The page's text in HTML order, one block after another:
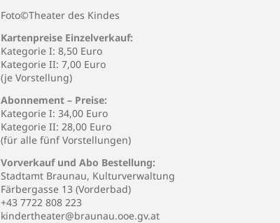
Foto©Theater des Kindes
Kartenpreise Einzelverkauf:
Kategorie I: 8,50 Euro
Kategorie II: 7,00 Euro
(je Vorstellung)
Abonnement – Preise:
Kategorie I: 34,00 Euro
Kategorie II: 28,00 Euro
(für alle fünf Vorstellungen)
Vorverkauf und Abo Bestellung:
Stadtamt Braunau, Kulturverwaltung
Färbergasse 13 (Vorderbad)
+43 7722 808 223
kindertheater@braunau.ooe.gv.at